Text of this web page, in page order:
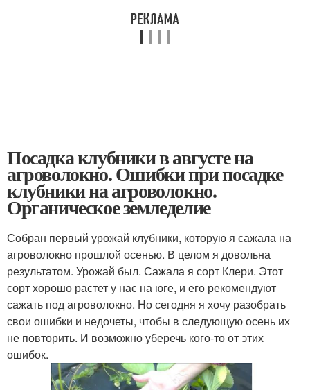
Посадка клубники в августе на
агроволокно. Ошибки при посадке
клубники на агроволокно.
Органическое земледелие
Собран первый урожай клубники, которую я сажала на
агроволокно прошлой осенью. В целом я довольна
результатом. Урожай был. Сажала я сорт Клери. Этот
сорт хорошо растет у нас на юге, и его рекомендуют
сажать под агроволокно. Но сегодня я хочу разобрать
свои ошибки и недочеты, чтобы в следующую осень их
не повторить. И возможно уберечь кого-то от этих
ошибок.